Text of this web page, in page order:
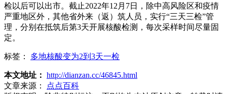
检以后可以出市。截止2022年12月7日，除中高风险区和疫情
严重地区外，其他省外来（返）筑人员，实行“三天三检”管
理，分别在抵筑后第3天开展核酸检测，每次采样时间尽量固
定。
标签： 多地核酸变为2到3天一检
本文地址： http://dianzan.cc/46845.html
文章来源：
点点百科